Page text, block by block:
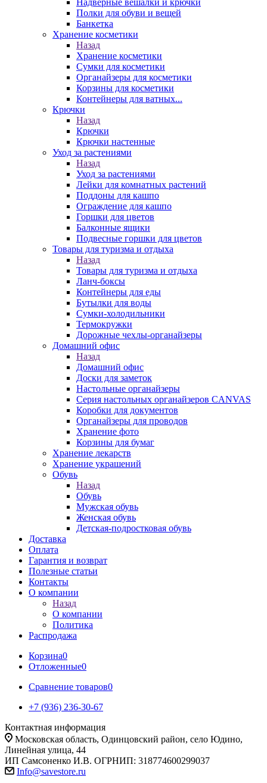
Надверные вешалки и крючки
Полки для обуви и вещей
Банкетка
Хранение косметики
Назад
Хранение косметики
Сумки для косметики
Органайзеры для косметики
Корзины для косметики
Контейнеры для ватных...
Крючки
Назад
Крючки
Крючки настенные
Уход за растениями
Назад
Уход за растениями
Лейки для комнатных растений
Поддоны для кашпо
Ограждение для кашпо
Горшки для цветов
Балконные ящики
Подвесные горшки для цветов
Товары для туризма и отдыха
Назад
Товары для туризма и отдыха
Ланч-боксы
Контейнеры для еды
Бутылки для воды
Сумки-холодильники
Термокружки
Дорожные чехлы-органайзеры
Домашний офис
Назад
Домашний офис
Доски для заметок
Настольные органайзеры
Серия настольных органайзеров CANVAS
Коробки для документов
Органайзеры для проводов
Хранение фото
Корзины для бумаг
Хранение лекарств
Хранение украшений
Обувь
Назад
Обувь
Мужская обувь
Женская обувь
Детская-подростковая обувь
Доставка
Оплата
Гарантия и возврат
Полезные статьи
Контакты
О компании
Назад
О компании
Политика
Распродажа
Корзина0
Отложенные0
Сравнение товаров0
+7 (936) 236-30-67
Контактная информация
Московская область, Одинцовский район, село Юдино,
Линейная улица, 44
ИП Самсоненко И.В. ОГРНИП: 318774600299037
Info@savestore.ru